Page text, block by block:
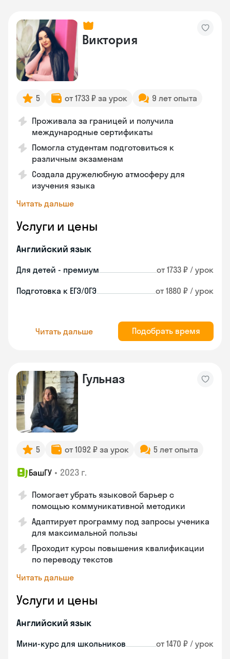
Виктория
5 от 1733 ₽ за урок 9 лет опыта
Проживала за границей и получила
международные сертификаты
Помогла студентам подготовиться к
различным экзаменам
Создала дружелюбную атмосферу для
изучения языка
Читать дальше
Услуги и цены
Английский язык
Для детей - премиум от 1733 ₽ / урок
Подготовка к ЕГЭ/ОГЭ от 1880 ₽ / урок
Читать дальше Подобрать время
Гульназ
5 от 1092 ₽ за урок 5 лет опыта
БашГУ • 2023 г.
Помогает убрать языковой барьер с
помощью коммуникативной методики
Адаптирует программу под запросы ученика
для максимальной пользы
Проходит курсы повышения квалификации
по переводу текстов
Читать дальше
Услуги и цены
Английский язык
Мини-курс для школьников от 1470 ₽ / урок